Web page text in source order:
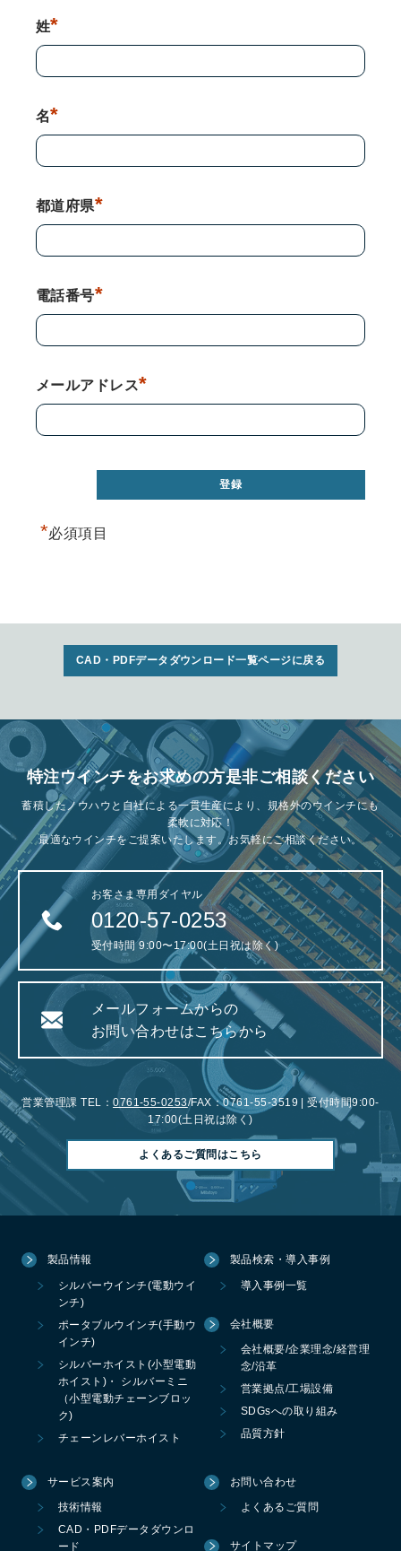
姓*
名*
都道府県*
電話番号*
メールアドレス*
*必須項目
CAD・PDFデータダウンロード一覧ページに戻る
特注ウインチをお求めの方是非ご相談ください
蓄積したノウハウと自社による一貫生産により、規格外のウインチにも
柔軟に対応！
最適なウインチをご提案いたします。お気軽にご相談ください。
お客さま専用ダイヤル
0120-57-0253
受付時間 9:00〜17:00(土日祝は除く)
メールフォームからの
お問い合わせはこちらから
営業管理課 TEL：0761-55-0253/FAX：0761-55-3519 | 受付時間9:00-
17:00(土日祝は除く)
よくあるご質問はこちら
製品情報
シルバーウインチ(電動ウイ
ンチ)
ポータブルウインチ(手動ウ
インチ)
シルバーホイスト(小型電動
ホイスト)・ シルバーミニ
（小型電動チェーンブロッ
ク)
チェーンレバーホイスト
製品検索・導入事例
導入事例一覧
会社概要
会社概要/企業理念/経営理
念/沿革
営業拠点/工場設備
SDGsへの取り組み
品質方針
サービス案内
技術情報
CAD・PDFデータダウンロ
ード
お問い合わせ
よくあるご質問
サイトマップ